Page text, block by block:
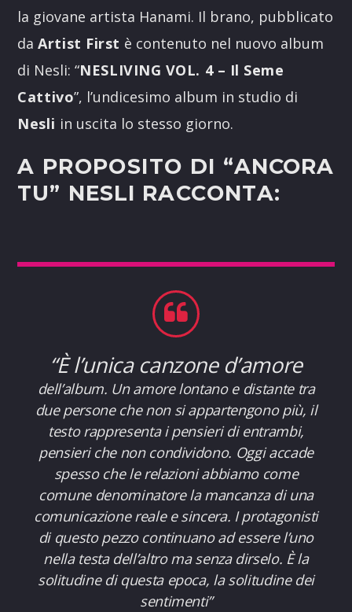
la giovane artista Hanami. Il brano, pubblicato
daArtist First è contenuto nel nuovo album
di Nesli: “NESLIVING VOL. 4 – Il Seme
Cattivo”, l’undicesimo album in studio di
Nesli in uscita lo stesso giorno.
A PROPOSITO DI “ANCORA
TU” NESLI RACCONTA:
“È l’unica canzone d’amore
dell’album. Un amore lontano e distante tra
due persone che non si appartengono più, il
testo rappresenta i pensieri di entrambi,
pensieri che non condividono. Oggi accade
spesso che le relazioni abbiamo come
comune denominatore la mancanza di una
comunicazione reale e sincera. I protagonisti
di questo pezzo continuano ad essere l’uno
nella testa dell’altro ma senza dirselo. È la
solitudine di questa epoca, la solitudine dei
sentimenti”